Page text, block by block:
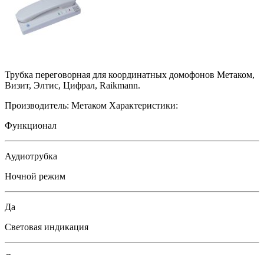
Трубка переговорная для координатных домофонов Метаком,
Визит, Элтис, Цифрал, Raikmann.
Производитель: Метаком Характеристики:
Функционал
Аудиотрубка
Ночной режим
Да
Световая индикация